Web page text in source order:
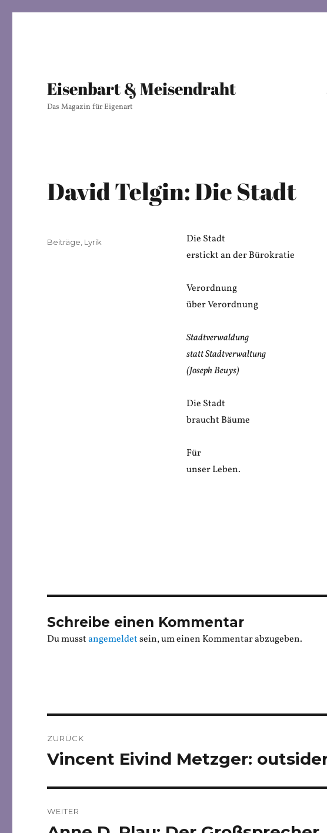
Eisenbart & Meisendraht
Das Magazin für Eigenart
David Telgin: Die Stadt
Die Stadt
erstickt an der Bürokratie
Verordnung
über Verordnung
Stadtverwaldung
statt Stadtverwaltung
(Joseph Beuys)
Die Stadt
braucht Bäume
Für
unser Leben.
Veröffentlicht
Kategorien
Beiträge Lyrik
Schreibe einen Kommentar
Du musstangemeldetsein, um einen Kommentar abzugeben.
ZURÜCK
Vorheriger
Vincent Eivind Metzger:
WEITER
Nächster